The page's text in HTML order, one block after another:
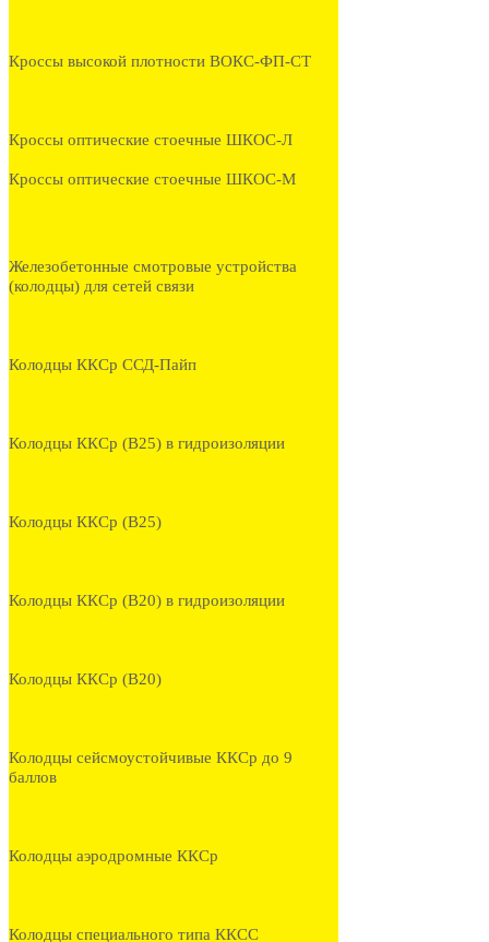
Кроссы высокой плотности ВОКС-ФП-СТ
Кроссы оптические стоечные ШКОС-Л
Кроссы оптические стоечные ШКОС-М
Железобетонные смотровые устройства
(колодцы) для сетей связи
Колодцы ККСр ССД-Пайп
Колодцы ККСр (В25) в гидроизоляции
Колодцы ККСр (В25)
Колодцы ККСр (В20) в гидроизоляции
Колодцы ККСр (В20)
Колодцы сейсмоустойчивые ККСр до 9
баллов
Колодцы аэродромные ККСр
Колодцы специального типа ККСС